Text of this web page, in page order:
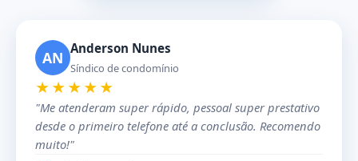
AN Anderson Nunes
Síndico de condomínio
★★★★★
"Me atenderam super rápido, pessoal super prestativo
desde o primeiro telefone até a conclusão. Recomendo
muito!"